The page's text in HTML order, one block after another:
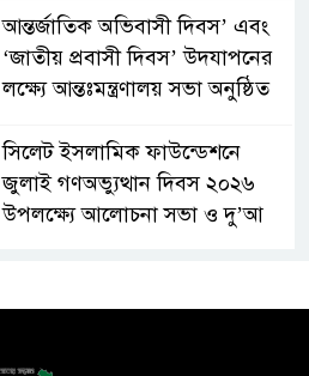
আন্তর্জাতিক অভিবাসী দিবস’ এবং
‘জাতীয় প্রবাসী দিবস’ উদযাপনের
লক্ষ্যে আন্তঃমন্ত্রণালয় সভা অনুষ্ঠিত
সিলেট ইসলামিক ফাউন্ডেশনে
জুলাই গণঅভ্যুত্থান দিবস ২০২৬
উপলক্ষ্যে আলোচনা সভা ও দু’আ
পরিবেশ রক্ষায় ব্যক্তিগত উদ্যোগ